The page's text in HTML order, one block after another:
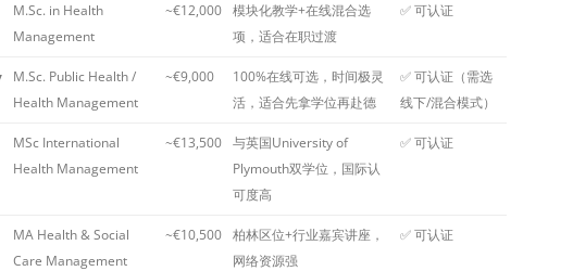
M.Sc. in Health
Management
~€12,000 模块化教学+在线混合选
项，适合在职过渡
✅ 可认证
M.Sc. Public Health /
Health Management
~€9,000
100%在线可选，时间极灵
活，适合先拿学位再赴德
✅ 可认证（需选
线下/混合模式）
MSc International
Health Management
~€13,500 与英国University of
Plymouth双学位，国际认
可度高
✅ 可认证
MA Health & Social
Care Management
~€10,500 柏林区位+行业嘉宾讲座，
网络资源强
✅ 可认证